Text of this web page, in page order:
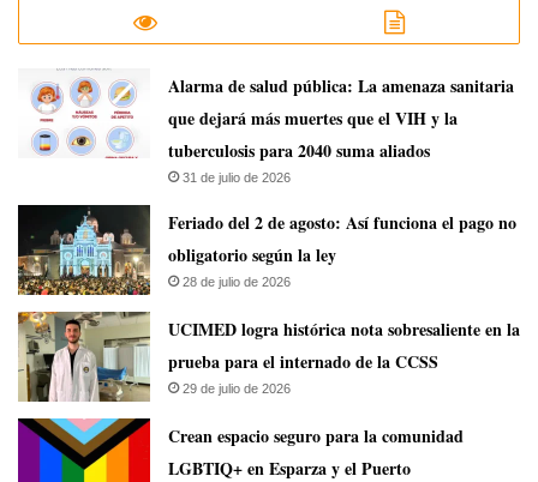
​Alarma de salud pública: La amenaza sanitaria
que dejará más muertes que el VIH y la
tuberculosis para 2040 suma aliados
31 de julio de 2026
Feriado del 2 de agosto: Así funciona el pago no
obligatorio según la ley
28 de julio de 2026
UCIMED logra histórica nota sobresaliente en la
prueba para el internado de la CCSS
29 de julio de 2026
Crean espacio seguro para la comunidad
LGBTIQ+ en Esparza y el Puerto